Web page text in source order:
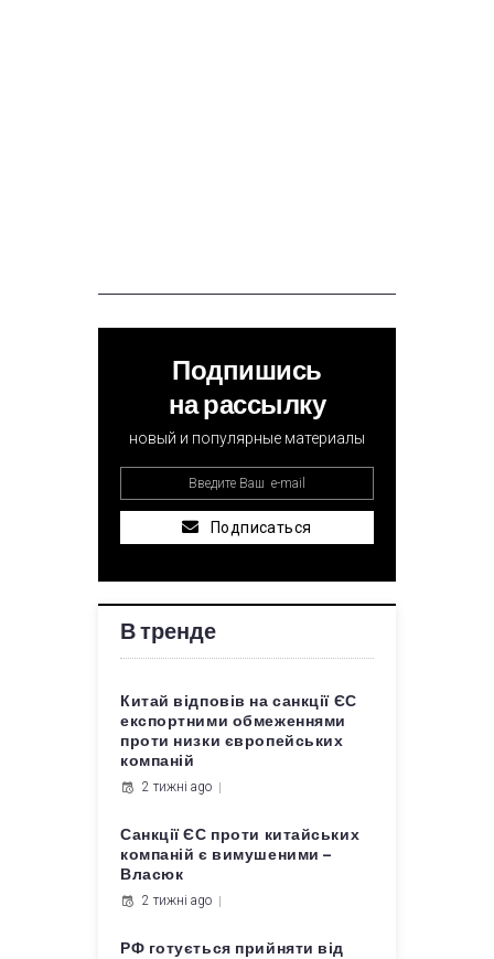
Подпишись
на рассылку
новый и популярные материалы
Подписаться
В тренде
Китай відповів на санкції ЄС
експортними обмеженнями
проти низки європейських
компаній
2 тижні ago
Санкції ЄС проти китайських
компаній є вимушеними –
Власюк
2 тижні ago
РФ готується прийняти від